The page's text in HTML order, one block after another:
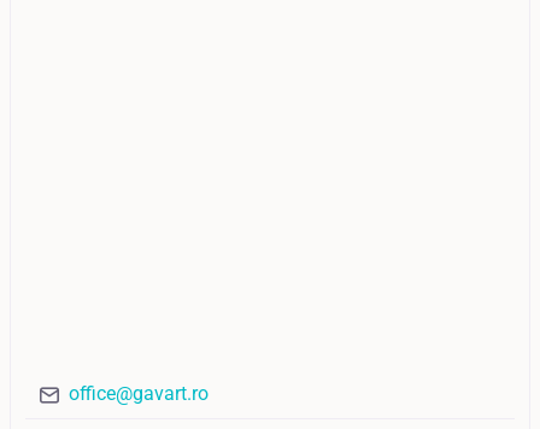
office@gavart.ro